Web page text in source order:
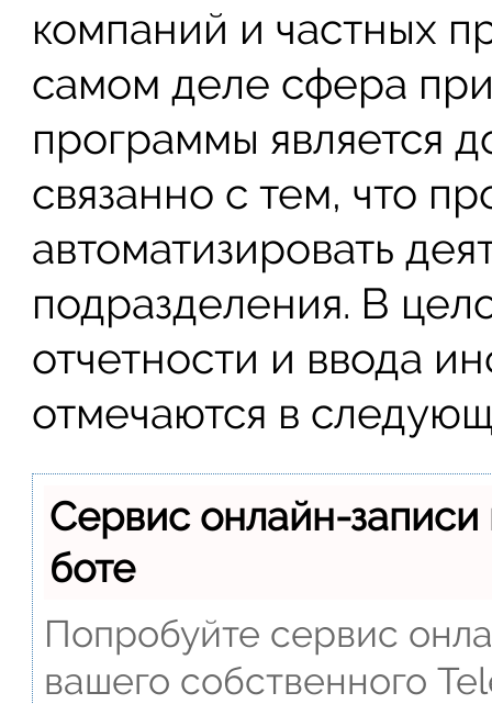
компаний и частных
самом деле сфера
программы является
связанно с тем, что
автоматизировать
подразделения. В
отчетности и ввода
отмечаются в
Сервис онлайн-
боте
Попробуйте сервис
вашего собственного